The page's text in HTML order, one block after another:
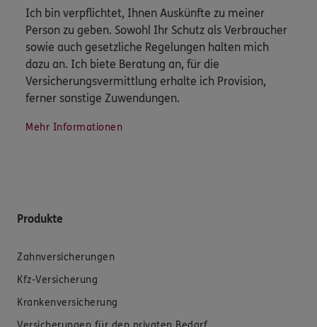
Ich bin verpflichtet, Ihnen Auskünfte zu meiner
Person zu geben. Sowohl Ihr Schutz als Verbraucher
sowie auch gesetzliche Regelungen halten mich
dazu an. Ich biete Beratung an, für die
Versicherungsvermittlung erhalte ich Provision,
ferner sonstige Zuwendungen.
Mehr Informationen
Produkte
Zahnversicherungen
Kfz-Versicherung
Krankenversicherung